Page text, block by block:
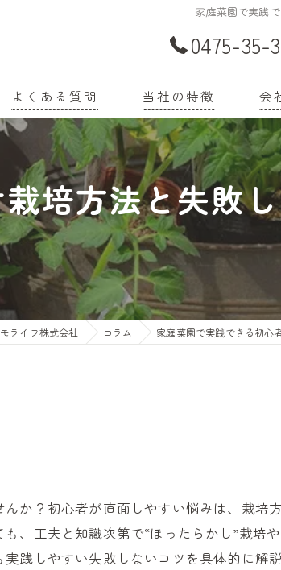
家庭菜園で実践
0475-35-
よくある質問 当社の特徴
家庭菜園
農家
有機培養土
土壌改良材
有機肥料
会
漫画
培方法と失敗
ライフ株式会社 コラム 家庭菜園で実践できる初心
か？初心者が直面しやすい悩みは、栽培
、工夫と知識次第で“ほったらかし”栽培
践しやすい失敗しないコツを具体的に解